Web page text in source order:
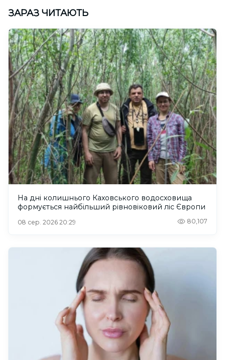
ЗАРАЗ ЧИТАЮТЬ
На дні колишнього Каховського водосховища
формується найбільший рівновіковий ліс Європи
08 сер. 2026 20:29 80,107